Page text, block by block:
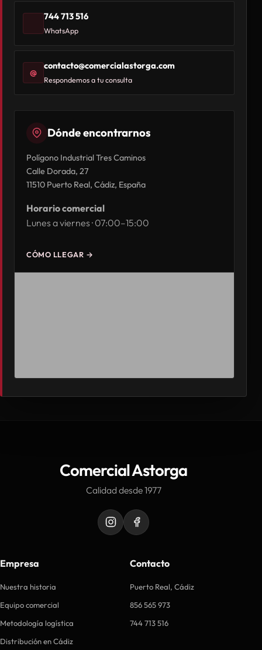
744 713 516
WhatsApp
@
contacto@comercialastorga.com
Respondemos a tu consulta
Dónde encontrarnos
Polígono Industrial Tres Caminos
Calle Dorada, 27
11510 Puerto Real, Cádiz, España
Horario comercial
Lunes a viernes · 07:00–15:00
CÓMO LLEGAR →
Comercial Astorga
Calidad desde 1977
Empresa
Nuestra historia
Equipo comercial
Metodología logística
Distribución en Cádiz
Contacto
Puerto Real, Cádiz
856 565 973
744 713 516